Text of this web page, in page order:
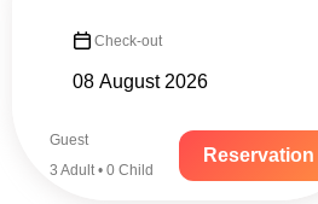
Check-out
Guest
3 Adult • 0 Child
Reservation